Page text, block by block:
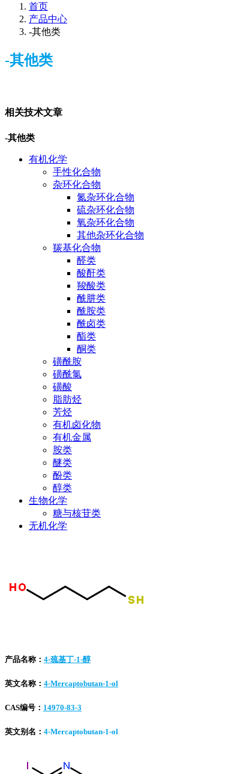
首页
产品中心
-其他类
-其他类
相关技术文章
-其他类
有机化学
手性化合物
杂环化合物
氮杂环化合物
硫杂环化合物
氧杂环化合物
其他杂环化合物
羰基化合物
醛类
酸酐类
羧酸类
酰肼类
酰胺类
酰卤类
酯类
酮类
磺酰胺
磺酰氯
磺酸
脂肪烃
芳烃
有机卤化物
有机金属
胺类
醚类
酚类
醇类
生物化学
糖与核苷类
无机化学
产品名称： 4-巯基丁-1-醇
英文名称： 4-Mercaptobutan-1-ol
CAS编号： 14970-83-3
英文别名： 4-Mercaptobutan-1-ol